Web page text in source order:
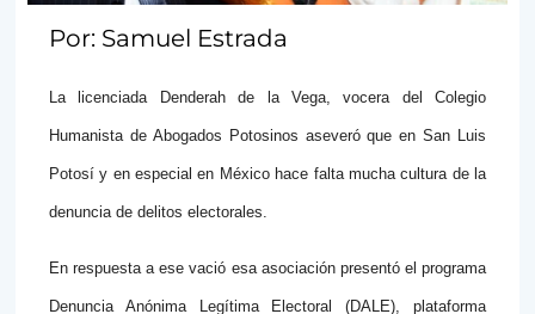
Por: Samuel Estrada
La licenciada Denderah de la Vega, vocera del Colegio
Humanista de Abogados Potosinos aseveró que en San Luis
Potosí y en especial en México hace falta mucha cultura de la
denuncia de delitos electorales.
En respuesta a ese vació esa asociación presentó el programa
Denuncia Anónima Legítima Electoral (DALE), plataforma